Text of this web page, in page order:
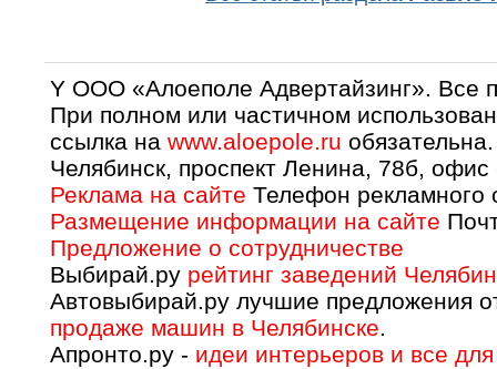
Y OOO «Алоеполе Адвертайзинг».
При полном или частичном
ссылка на www.aloepole.ru обязательна.
Челябинск, проспект Ленина, 78б, офис
Реклама на сайте Телефон рекламного
Размещение информации на сайте
Предложение о сотрудничестве
Выбирай.ру рейтинг заведений
Автовыбирай.ру лучшие предложения
продаже машин в Челябинске.
Апронто.ру - идеи интерьеров и все